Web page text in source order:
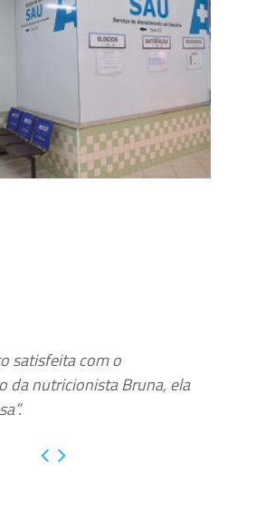
satisfeita com o
da nutricionista Bruna, ela